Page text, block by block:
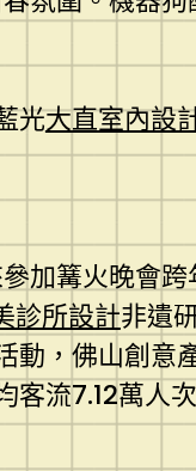
光大直室內設
加篝火晚會跨
診所設計非遺
動，佛山創意
流7.12萬人